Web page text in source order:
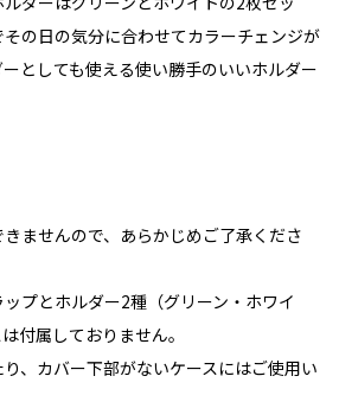
の日の気分に合わせてカラーチェンジが
としても使える使い勝手のいいホルダー
ませんので、あらかじめご了承くださ
プとホルダー2種（グリーン・ホワイ
付属しておりません。
、カバー下部がないケースにはご使用い